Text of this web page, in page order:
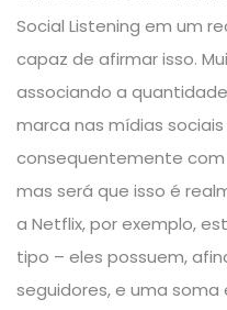
Social Listening em um
capaz de afirmar isso.
associando a
marca nas mídias
consequentemente
mas será que isso é
a Netflix, por exemplo,
tipo – eles possuem,
seguidores, e uma